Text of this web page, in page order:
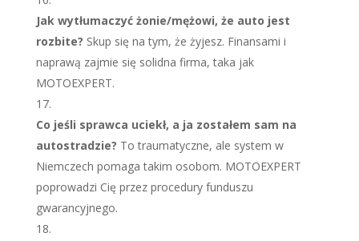
Jak wytłumaczyć żonie/mężowi, że auto jest
rozbite? Skup się na tym, że żyjesz. Finansami i
naprawą zajmie się solidna firma, taka jak
MOTOEXPERT.
Co jeśli sprawca uciekł, a ja zostałem sam na
autostradzie? To traumatyczne, ale system w
Niemczech pomaga takim osobom. MOTOEXPERT
poprowadzi Cię przez procedury funduszu
gwarancyjnego.